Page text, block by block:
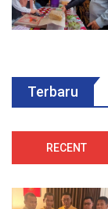
Terbaru
RECENT